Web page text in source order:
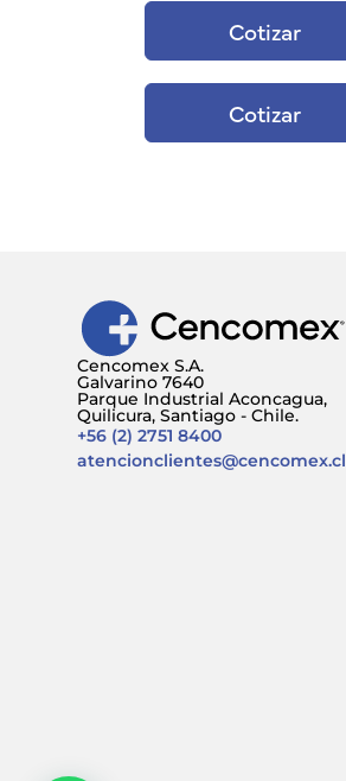
Cotizar
Cotizar
Cencomex S.A.
Galvarino 7640
Parque Industrial Aconcagua,
Quilicura, Santiago - Chile.
+56 (2) 2751 8400
atencionclientes@cencomex.cl